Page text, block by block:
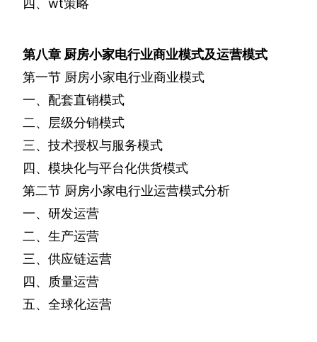
四、 wt策略
第八章 厨房小家电行业商业模式及运营模式
第一节 厨房小家电行业商业模式
一、配套直销模式
二、层级分销模式
三、技术授权与服务模式
四、模块化与平台化供货模式
第二节 厨房小家电行业运营模式分析
一、研发运营
二、生产运营
三、供应链运营
四、质量运营
五、全球化运营